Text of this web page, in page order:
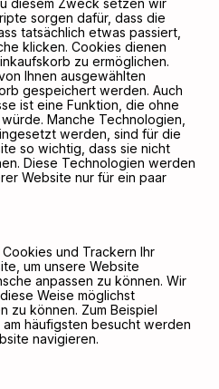
diesem Zweck setzen wir
sorgen dafür, dass die
tatsächlich etwas passiert,
klicken. Cookies dienen
zu ermöglichen.
Ihnen ausgewählten
gespeichert werden. Auch
ist eine Funktion, die ohne
Manche Technologien,
werden, sind für die
so wichtig, dass sie nicht
Diese Technologien werden
Website nur für ein paar
und Trackern Ihr
um unsere Website
anpassen zu können. Wir
Weise möglichst
zu können. Zum Beispiel
häufigsten besucht werden
navigieren.